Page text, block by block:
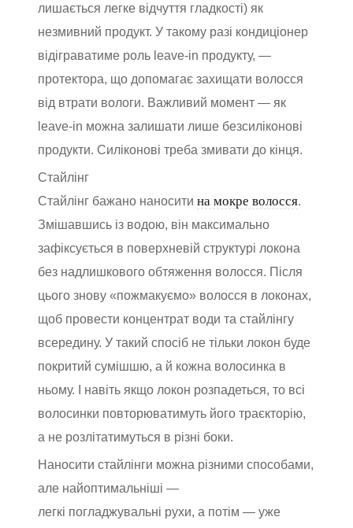
лишається легке відчуття гладкості) як
незмивний продукт. У такому разі кондиціонер
відіграватиме роль leave-in продукту, —
протектора, що допомагає захищати волосся
від втрати вологи. Важливий момент — як
leave-in можна залишати лише безсиліконові
продукти. Силіконові треба змивати до кінця.
Стайлінг
Стайлінг бажано наносити на мокре волосся.
Змішавшись із водою, він максимально
зафіксується в поверхневій структурі локона
без надлишкового обтяження волосся. Після
цього знову «пожмакуємо» волосся в локонах,
щоб провести концентрат води та стайлінгу
всередину. У такий спосіб не тільки локон буде
покритий сумішшю, а й кожна волосинка в
ньому. І навіть якщо локон розпадеться, то всі
волосинки повторюватимуть його траєкторію,
а не розлітатимуться в різні боки.
Наносити стайлінги можна різними способами,
але найоптимальніші —
легкі погладжувальні рухи, а потім — уже